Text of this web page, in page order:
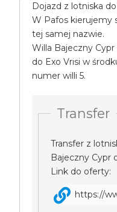
Dojazd z lotniska
W Pafos kierujemy
tej samej nazwie.
Willa Bajeczny
do Exo Vrisi w
numer willi 5.
Transfer
Transfer z
Bajeczny Cypr
Link do oferty:
https://